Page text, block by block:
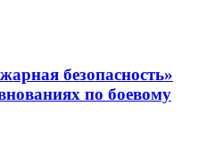
безопасность»
по боевому